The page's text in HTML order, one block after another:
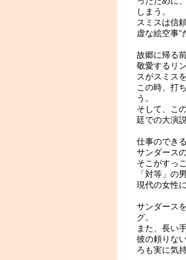
しまう。
スミスは信
虚な絵空事”
故郷に帰る
敬愛するリ
スがスミス
この時、打
う。
そして、こ
廷での大演
仕事のでき
サンダース
そこがすっ
「対等」の
現代の女性
サンダース
グ。
また、長い
彼の頼りな
ろも実に気